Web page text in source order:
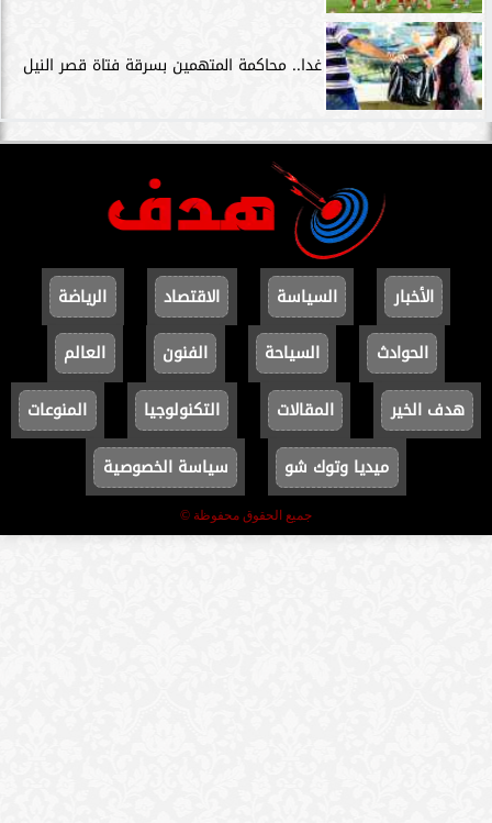
غدا.. محاكمة المتهمين بسرقة فتاة قصر النيل
الأخبار السياسة الاقتصاد
الرياضة
الحوادث
السياحة الفنون
العالم
هدف الخير
المقالات التكنولوجيا
المنوعات
ميديا وتوك شو
سياسة الخصوصية
جميع الحقوق محفوظة ©